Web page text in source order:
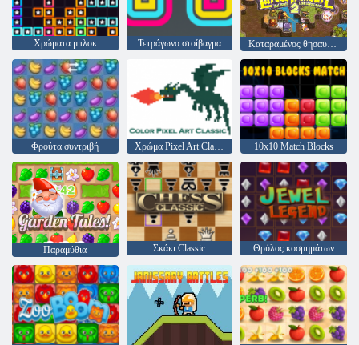
Χρώματα μπλοκ Τετράγωνο στοίβαγμα Καταραμένος θησαυρός 2
Φρούτα συντριβή Χρώμα Pixel Art Classic 10x10 Match Blocks
Παραμύθια Σκάκι Classic Θρύλος κοσμημάτων